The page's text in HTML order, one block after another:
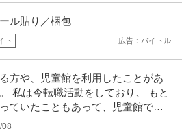
ル貼り／梱包
ト 広告：バイトル
方や、児童館を利用したことがあ
私は今転職活動をしており、 もと
ていたこともあって、児童館で働
08